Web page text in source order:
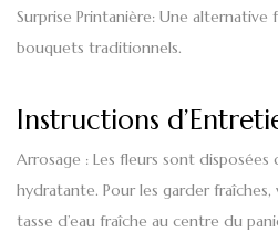
Surprise Printanière: Une alternative
bouquets traditionnels.
Instructions
Arrosage : Les fleurs sont disposées
hydratante. Pour les garder
tasse d’eau fraîche au centre du